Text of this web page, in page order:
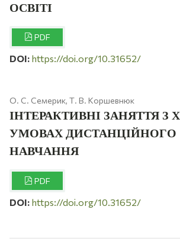
ОСВІТІ
PDF
DOI: https://doi.org/10.31652/
О. С. Семерик, Т. В. Коршевнюк
ІНТЕРАКТИВНІ ЗАНЯТТЯ З
УМОВАХ ДИСТАНЦІЙНОГО
НАВЧАННЯ
PDF
DOI: https://doi.org/10.31652/